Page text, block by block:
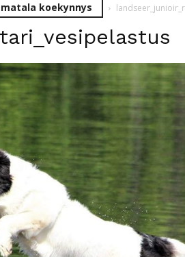
koekynnys